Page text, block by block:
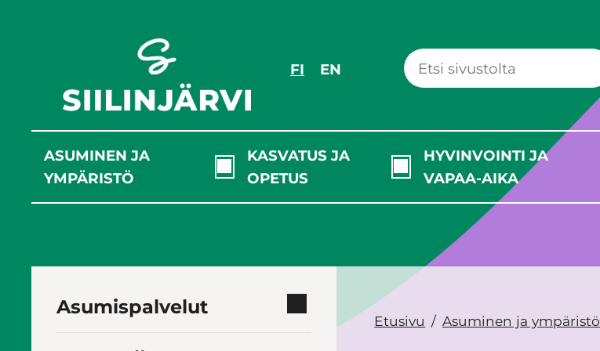
FI EN
ASUMINEN JA
YMPÄRISTÖ
KASVATUS JA
OPETUS
HYVINVOINTI JA
VAPAA-AIKA
Asumispalvelut
Etusivu Asuminen ja ympäristö